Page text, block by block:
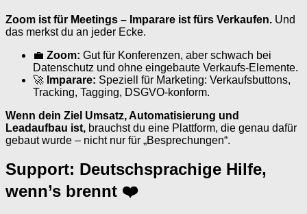
Zoom ist für Meetings – Imparare ist fürs Verkaufen. Und
das merkst du an jeder Ecke.
💼 Zoom: Gut für Konferenzen, aber schwach bei
Datenschutz und ohne eingebaute Verkaufs-Elemente.
🚀 Imparare: Speziell für Marketing: Verkaufsbuttons,
Tracking, Tagging, DSGVO-konform.
Wenn dein Ziel Umsatz, Automatisierung und
Leadaufbau ist, brauchst du eine Plattform, die genau dafür
gebaut wurde – nicht nur für „Besprechungen“.
Support: Deutschsprachige Hilfe,
wenn’s brennt ❤️